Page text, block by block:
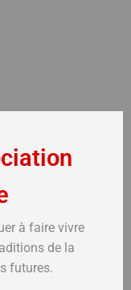
à faire vivre
de la
futures.